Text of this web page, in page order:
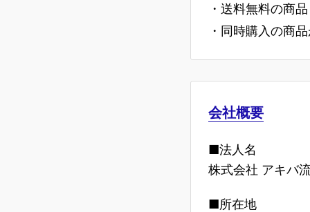
・送料無料の商
・同時購入の商
会社概要
■法人名
株式会社 アキバ
■所在地